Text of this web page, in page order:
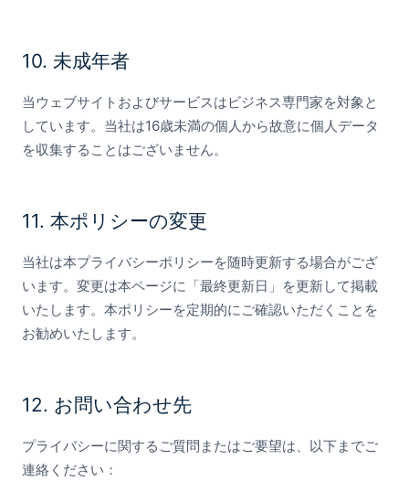
10. 未成年者
当ウェブサイトおよびサービスはビジネス専門家を対象と
しています。当社は16歳未満の個人から故意に個人データ
を収集することはございません。
11. 本ポリシーの変更
当社は本プライバシーポリシーを随時更新する場合がござ
います。変更は本ページに「最終更新日」を更新して掲載
いたします。本ポリシーを定期的にご確認いただくことを
お勧めいたします。
12. お問い合わせ先
プライバシーに関するご質問またはご要望は、以下までご
連絡ください：